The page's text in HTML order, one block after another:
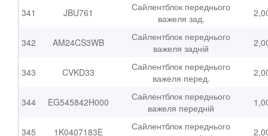
341 JBU761
Сайлентблок переднього
важеля зад.
342 AM24CS3WB
Сайлентблок переднього
важеля задній
343 CVKD33
Сайлентблок переднього
важеля перед.
344 EG545842H000
Сайлентблок переднього
важеля передній
345 1K0407183E
Сайлентблок переднього